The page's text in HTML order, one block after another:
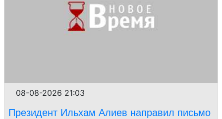
08-08-2026 21:03
Президент Ильхам Алиев направил письмо